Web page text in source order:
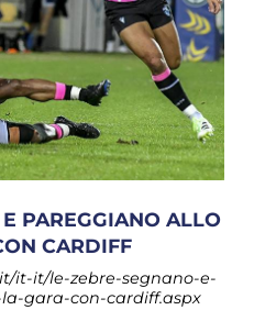
PAREGGIANO ALLO
CARDIFF
it-it/le-zebre-segnano-e-
gara-con-cardiff.aspx